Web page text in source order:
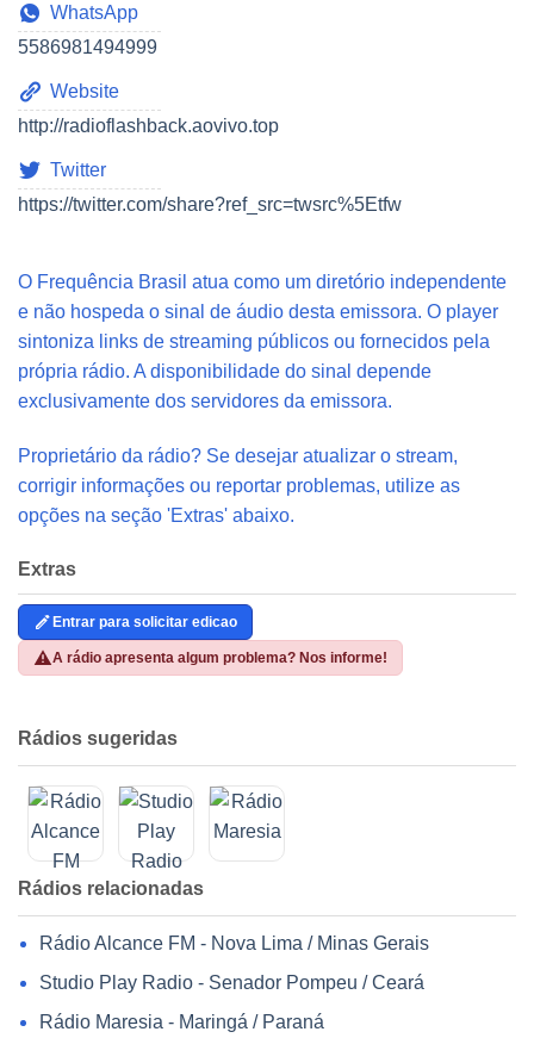
WhatsApp
5586981494999
Website
http://radioflashback.aovivo.top
Twitter
https://twitter.com/share?ref_src=twsrc%5Etfw
O Frequência Brasil atua como um diretório independente
e não hospeda o sinal de áudio desta emissora. O player
sintoniza links de streaming públicos ou fornecidos pela
própria rádio. A disponibilidade do sinal depende
exclusivamente dos servidores da emissora.
Proprietário da rádio? Se desejar atualizar o stream,
corrigir informações ou reportar problemas, utilize as
opções na seção 'Extras' abaixo.
Extras
Entrar para solicitar edicao
A rádio apresenta algum problema? Nos informe!
Rádios sugeridas
Rádios relacionadas
Rádio Alcance FM - Nova Lima / Minas Gerais
Studio Play Radio - Senador Pompeu / Ceará
Rádio Maresia - Maringá / Paraná